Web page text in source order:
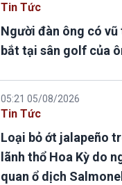
Tin Tức
Người đàn ông có vũ
bắt tại sân golf của
05:21 05/08/2026
Tin Tức
Loại bỏ ớt jalapeño
lãnh thổ Hoa Kỳ do
quan ổ dịch